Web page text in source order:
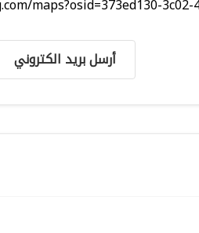
maps?osid=373ed130-3c02-
أرسل بريد الكتروني